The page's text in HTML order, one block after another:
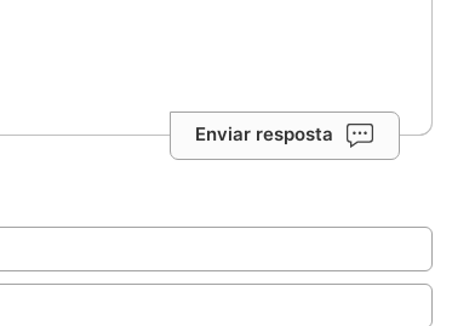
Enviar resposta